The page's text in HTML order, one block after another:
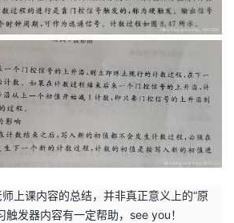
上课内容的总结，并非真正意义上的“原
触发器内容有一定帮助，see you！